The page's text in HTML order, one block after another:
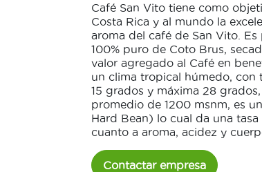
Café San Vito tiene como
Costa Rica y al mundo la
aroma del café de San Vito.
100% puro de Coto Brus,
valor agregado al Café en
un clima tropical húmedo, con
15 grados y máxima 28
promedio de 1200 msnm, es
Hard Bean) lo cual da una
cuanto a aroma, acidez y
Contactar empresa